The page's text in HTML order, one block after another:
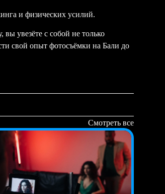
и физических усилий.
увезёте с собой не только
свой опыт фотосъёмки на Бали до
Смотреть все